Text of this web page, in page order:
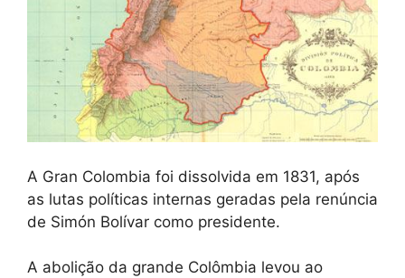
A Gran Colombia foi dissolvida em 1831, após
as lutas políticas internas geradas pela renúncia
de Simón Bolívar como presidente.
A abolição da grande Colômbia levou ao